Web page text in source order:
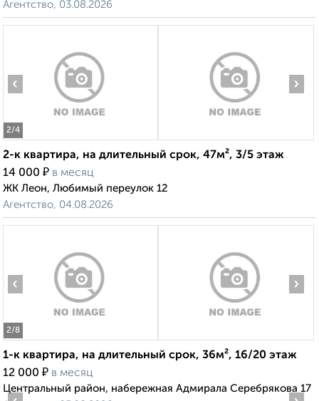
Агентство, 03.08.2026
2/4
‹ ›
2-к квартира, на длительный срок, 47м², 3/5 этаж
14 000 ₽ в месяц
ЖК Леон, Любимый переулок 12
Агентство, 04.08.2026
2/8
‹ ›
1-к квартира, на длительный срок, 36м², 16/20 этаж
12 000 ₽ в месяц
Центральный район, набережная Адмирала Серебрякова 17